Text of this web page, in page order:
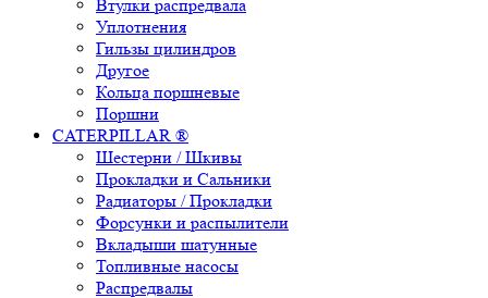
Втулки распредвала
Уплотнения
Гильзы цилиндров
Другое
Кольца поршневые
Поршни
CATERPILLAR ®
Шестерни / Шкивы
Прокладки и Сальники
Радиаторы / Прокладки
Форсунки и распылители
Вкладыши шатунные
Топливные насосы
Распредвалы